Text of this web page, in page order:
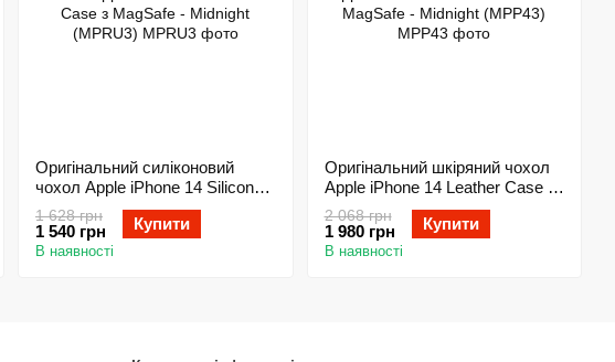
Оригінальний силіконовий
чохол Apple iPhone 14 Silicone
Case з MagSafe - Midnight
(MPRU3)
1 628 грн
1 540 грн Купити
В наявності
Оригінальний шкіряний чохол
Apple iPhone 14 Leather Case з
MagSafe - Midnight (MPP43)
2 068 грн
1 980 грн Купити
В наявності